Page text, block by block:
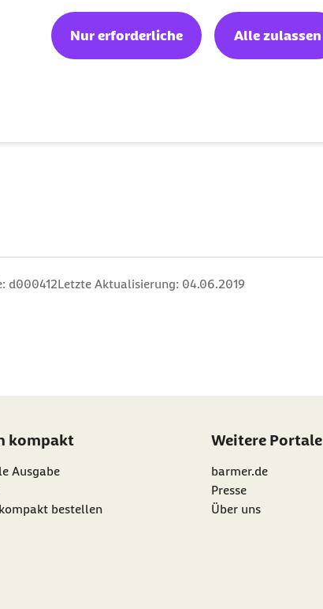
Nur erforderliche Alle zulassen
d000412Letzte Aktualisierung: 04.06.2019
kompakt
Ausgabe
bestellen
Weitere Portale
barmer.de
Presse
Über uns